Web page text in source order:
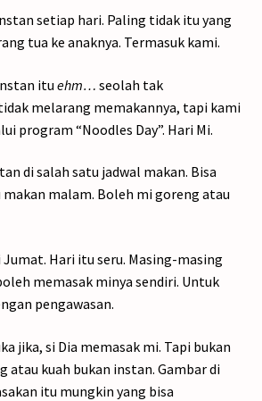
setiap hari. Paling tidak itu yang
tua ke anaknya. Termasuk kami.
itu ehm… seolah tak
melarang memakannya, tapi kami
program “Noodles Day”. Hari Mi.
di salah satu jadwal makan. Bisa
malam. Boleh mi goreng atau
Hari itu seru. Masing-masing
memasak minya sendiri. Untuk
pengawasan.
jika, si Dia memasak mi. Tapi bukan
atau kuah bukan instan. Gambar di
itu mungkin yang bisa